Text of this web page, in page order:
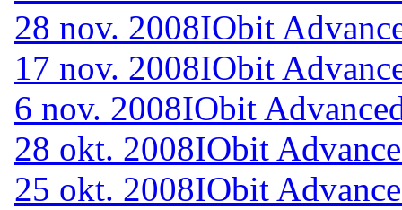
28 nov. 2008IObit
17 nov. 2008IObit
6 nov. 2008IObit
28 okt. 2008IObit
25 okt. 2008IObit